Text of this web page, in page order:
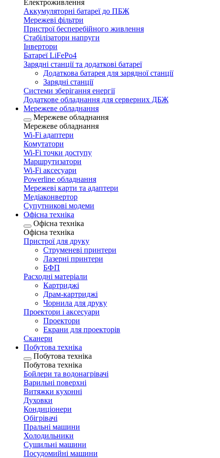
Електроживлення
Аккумуляторні батареї до ПБЖ
Мережеві фільтри
Пристрої бесперебійного живлення
Стабілізатори напруги
Інвертори
Батареї LiFePo4
Зарядні станції та додаткові батареї
Додаткова батарея для зарядної станції
Зарядні станції
Системи зберігання енергії
Додаткове обладнання для серверних ДБЖ
Мережеве обладнання
Мережеве обладнання
Мережеве обладнання
Wi-Fi адаптери
Комутатори
Wi-Fi точки доступу
Маршрутизатори
Wi-Fi аксесуари
Рowerline обладнання
Мережеві карти та адаптери
Медіаконвертор
Супутникові модеми
Офісна техніка
Офісна техніка
Офісна техніка
Пристрої для друку
Струменеві принтери
Лазерні принтери
БФП
Расходні матеріали
Картриджі
Драм-картриджі
Чорнила для друку
Проектори і аксесуари
Проектори
Екрани для проекторів
Сканери
Побутова техніка
Побутова техніка
Побутова техніка
Бойлери та водонагрівачі
Варильні поверхні
Витяжки кухонні
Духовки
Кондиціонери
Обігрівачі
Пральні машини
Холодильники
Сушильні машини
Посудомийні машини